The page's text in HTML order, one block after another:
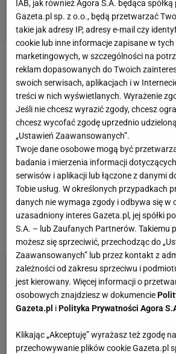
Bayern jedyną bramkę zdobył w
Philippe Coutinho dośrodkował
rożnego, ale najszybciej dopadł do
Schalke. Zawodnik gospodarzy
jednak tak pechowo, że zagrał
JoshuyKimmicha. Gracz
Niemiec przyjął piłkę i
skraju pola karnego. Strzał na tyle
Markus Schubert, bramkarz
zdążył zareagować.
IAB, jak również Agora S.A. będąca
Gazeta.pl sp. z o.o., będą przetwarzać
takie jak adresy IP, adresy e-mail czy
cookie lub inne informacje zapisane w
marketingowych, w szczególności na
reklam dopasowanych do Twoich
swoich serwisach, aplikacjach i w
treści w nich wyświetlanych. Wyrażenie
Jeśli nie chcesz wyrazić zgody, chcesz
chcesz wycofać zgodę uprzednio
„Ustawień Zaawansowanych”.
Twoje dane osobowe mogą być
badania i mierzenia informacji
serwisów i aplikacji lub łączone z danymi
Tobie usług. W określonych przypadkach
danych nie wymaga zgody i odbywa się w
uzasadniony interes Gazeta.pl, jej spółki
S.A. – lub Zaufanych Partnerów. Takiemu
możesz się sprzeciwić, przechodząc do
Zaawansowanych” lub przez kontakt z
zależności od zakresu sprzeciwu i
jest kierowany. Więcej informacji o
osobowych znajdziesz w dokumencie
Gazeta.pl iPolityka Prywatności Agora
Klikając „Akceptuję” wyrażasz też zgodę
przechowywanie plików cookie Gazeta.pl